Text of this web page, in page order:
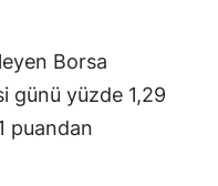
Diyarbakır
Edirne
Borsa
günü yüzde 1,29
puandan